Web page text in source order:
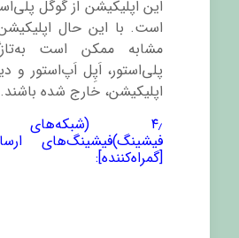
این اپلیکیشن از گوگل
است. با این حال
مشابه ممکن است
پلی‌استور، اَپِل اَپ‌استور و
اپلیکیشن، خارج شده باشند.
۴٫ (شبکه‌های
فیشینگ)فیشینگهای
[گمراهکننده]: